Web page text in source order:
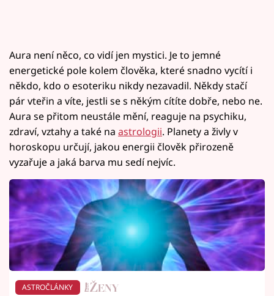
Aura není něco, co vidí jen mystici. Je to jemné
energetické pole kolem člověka, které snadno vycítí i
někdo, kdo o esoteriku nikdy nezavadil. Někdy stačí
pár vteřin a víte, jestli se s někým cítíte dobře, nebo ne.
Aura se přitom neustále mění, reaguje na psychiku,
zdraví, vztahy a také na astrologii. Planety a živly v
horoskopu určují, jakou energii člověk přirozeně
vyzařuje a jaká barva mu sedí nejvíc.
ASTROČLÁNKY